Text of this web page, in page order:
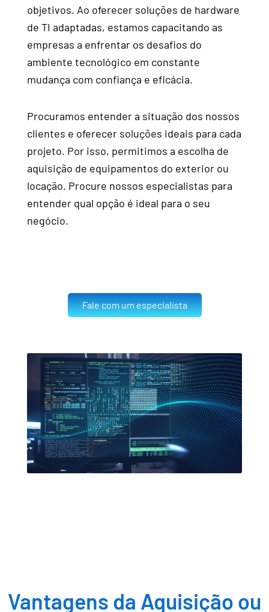
objetivos. Ao oferecer soluções de hardware
de TI adaptadas, estamos capacitando as
empresas a enfrentar os desafios do
ambiente tecnológico em constante
mudança com confiança e eficácia.
Procuramos entender a situação dos nossos
clientes e oferecer soluções ideais para cada
projeto. Por isso, permitimos a escolha de
aquisição de equipamentos do exterior ou
locação. Procure nossos especialistas para
entender qual opção é ideal para o seu
negócio.
Fale com um especialista
Vantagens da Aquisição ou